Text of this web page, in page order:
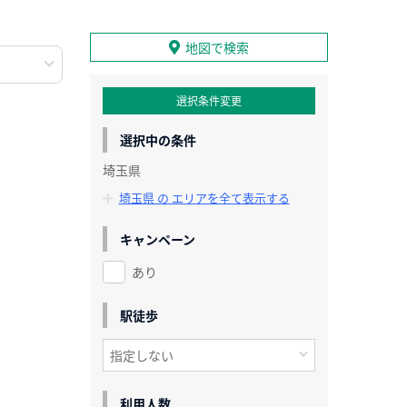
地図で検索
選択条件変更
選択中の条件
埼玉県
埼玉県 の エリアを全て表示する
キャンペーン
あり
駅徒歩
利用人数